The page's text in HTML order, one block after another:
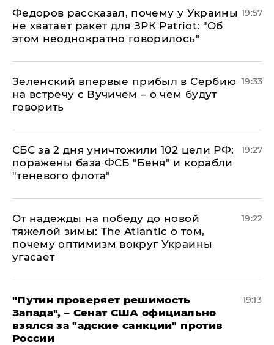
Федоров рассказал, почему у Украины
не хватает ракет для ЗРК Patriot: "Об
этом неоднократно говорилось"
19:57
Зеленский впервые прибыл в Сербию
на встречу с Вучичем – о чем будут
говорить
19:33
СБС за 2 дня уничтожили 102 цели РФ:
поражены база ФСБ "Беня" и корабли
"теневого флота"
19:27
От надежды на победу до новой
тяжелой зимы: The Atlantic о том,
почему оптимизм вокруг Украины
угасает
19:22
"Путин проверяет решимость
Запада", – Сенат США официально
взялся за "адские санкции" против
России
19:13